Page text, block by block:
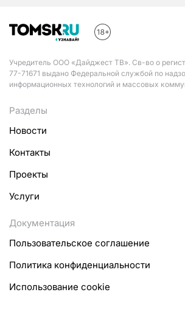
Учредитель ООО «Дайджест ТВ». Св-во о
77-71671 выдано Федеральной службой по
информационных технологий и массовых
Разделы
Новости
Контакты
Проекты
Услуги
Документация
Пользовательское соглашение
Политика конфиденциальности
Использование cookie